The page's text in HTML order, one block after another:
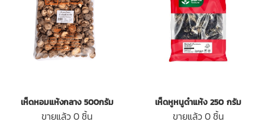
เห็ดหอมแห้งกลาง 500กรัม
ขายแล้ว 0 ชิ้น
เห็ดหูหนูดำแห้ง 250 กรัม
ขายแล้ว 0 ชิ้น